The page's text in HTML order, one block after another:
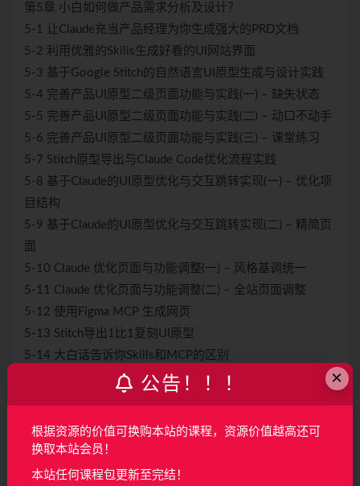
第5章 小白如何做产品需求分析及设计？
5-1 让Claude充当产品经理为你生成强大的PRD文档
5-2 利用优雅的Skills生成好看的UI网站界面
5-3 基于Google Stitch的自然语言UI原型生成与设计实践
5-4 完善产品UI原型二级页面功能与实践(一) – 缺失状态
5-5 完善产品UI原型二级页面功能与实践(二) – 动口不动手
5-6 完善产品UI原型二级页面功能与实践(三) – 课堂练习
5-7 Stitch原型导出与Claude Code优化流程实践
5-8 基于Claude的UI原型优化与交互跳转实现(一) – 优化项
目结构
5-9 基于Claude的UI原型优化与交互跳转实现(二) – 精简页
面
5-10 Claude 优化页面与功能调整(一) – 风格基调统一
5-11 Claude 优化页面与功能调整(二) – 全站页面调整
5-12 使用Figma MCP 生成网页
5-13 Stitch导出1比1复刻UI原型
5-14 大白话告诉你Skills和MCP的区别
5-15 【加餐课】OpenDesign 设计高保真原型页面
第6章 AI 编程从入门到实战，不用懂代码也能做项目
6-1 Claude Code 集成Git实现本地化版本控制
6-2 Github MCP 工具实现远程仓库同步
6-3 大白话什么是前后端以及数据库
×
公告！！！
根据资源的价值可换购本站的课程，资源价值越高还可
换取本站会员！
本站任何课程包更新至完结！